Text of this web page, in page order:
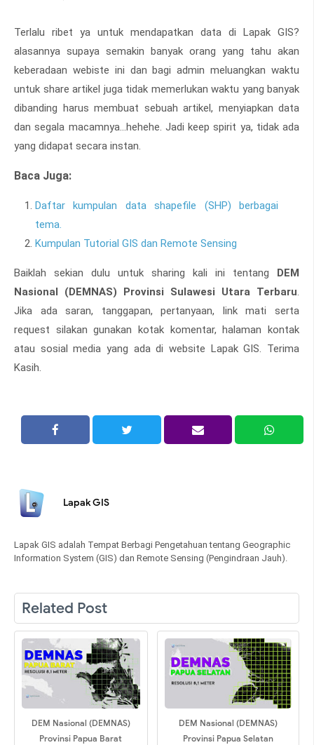
Terlalu ribet ya untuk mendapatkan data di Lapak GIS?
alasannya supaya semakin banyak orang yang tahu akan
keberadaan webiste ini dan bagi admin meluangkan waktu
untuk share artikel juga tidak memerlukan waktu yang banyak
dibanding harus membuat sebuah artikel, menyiapkan data
dan segala macamnya...hehehe. Jadi keep spirit ya, tidak ada
yang didapat secara instan.
Baca Juga:
Daftar kumpulan data shapefile (SHP) berbagai
tema.
Kumpulan Tutorial GIS dan Remote Sensing
Baiklah sekian dulu untuk sharing kali ini tentang DEM
Nasional (DEMNAS) Provinsi Sulawesi Utara Terbaru.
Jika ada saran, tanggapan, pertanyaan, link mati serta
request silakan gunakan kotak komentar, halaman kontak
atau sosial media yang ada di website Lapak GIS. Terima
Kasih.
Lapak GIS
Lapak GIS adalah Tempat Berbagi Pengetahuan tentang Geographic
Information System (GIS) dan Remote Sensing (Pengindraan Jauh).
Related Post
DEM Nasional (DEMNAS)
Provinsi Papua Barat
DEM Nasional (DEMNAS)
Provinsi Papua Selatan